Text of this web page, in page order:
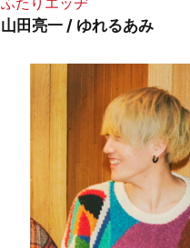
山田亮一 / ゆれるあみ